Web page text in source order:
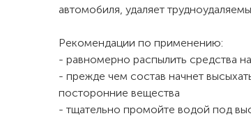
автомобиля, удаляет
Рекомендации по применению:
- равномерно распылить средства
- прежде чем состав начнет
посторонние вещества
- тщательно промойте водой под